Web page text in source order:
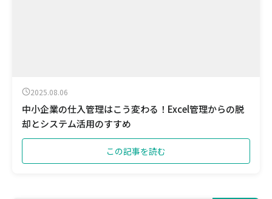
2025.08.06
中小企業の仕入管理はこう変わる！Excel管理からの脱
却とシステム活用のすすめ
この記事を読む